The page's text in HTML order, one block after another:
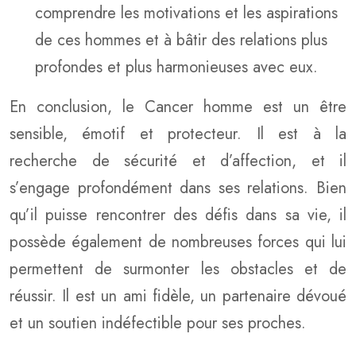
comprendre les motivations et les aspirations
de ces hommes et à bâtir des relations plus
profondes et plus harmonieuses avec eux.
En conclusion, le Cancer homme est un être
sensible, émotif et protecteur. Il est à la
recherche de sécurité et d’affection, et il
s’engage profondément dans ses relations. Bien
qu’il puisse rencontrer des défis dans sa vie, il
possède également de nombreuses forces qui lui
permettent de surmonter les obstacles et de
réussir. Il est un ami fidèle, un partenaire dévoué
et un soutien indéfectible pour ses proches.